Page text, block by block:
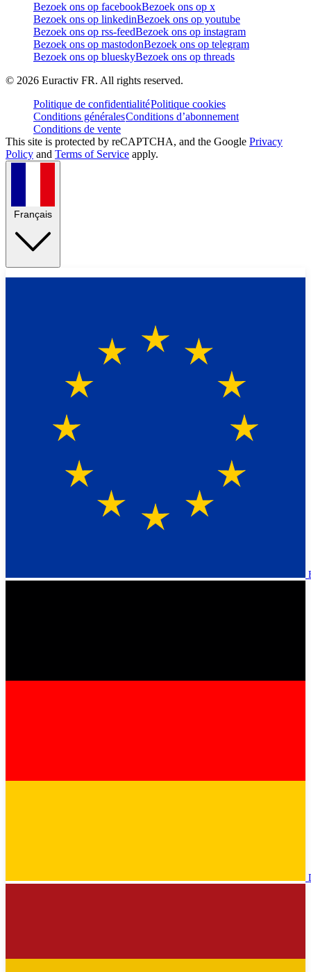
Bezoek ons op facebookBezoek ons op x
Bezoek ons op linkedinBezoek ons op youtube
Bezoek ons op rss-feedBezoek ons op instagram
Bezoek ons op mastodonBezoek ons op telegram
Bezoek ons op blueskyBezoek ons op threads
© 2026 Euractiv FR. All rights reserved.
Politique de confidentialitéPolitique cookies
Conditions généralesConditions d’abonnement
Conditions de vente
This site is protected by reCAPTCHA, and the Google Privacy
Policy and Terms of Service apply.
Français